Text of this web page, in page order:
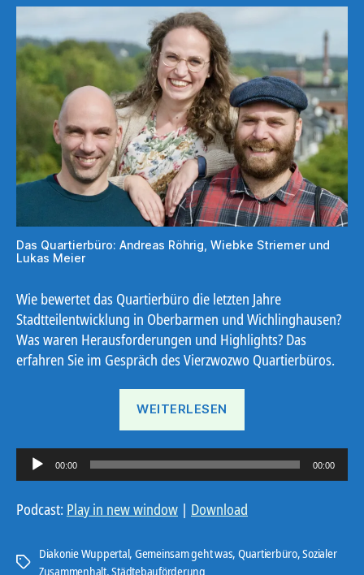
Das Quartierbüro: Andreas Röhrig, Wiebke Striemer und
Lukas Meier
Wie bewertet das Quartierbüro die letzten Jahre
Stadtteilentwicklung in Oberbarmen und Wichlinghausen?
Was waren Herausforderungen und Highlights? Das
erfahren Sie im Gespräch des Vierzwozwo Quartierbüros.
WEITERLESEN
u
d
-
00:00 00:00
Podcast: Play in new window | Download
Schlagwörter
Diakonie Wuppertal, Gemeinsam geht was, Quartierbüro,Sozialer
Zusammenhalt,Städtebauförderung